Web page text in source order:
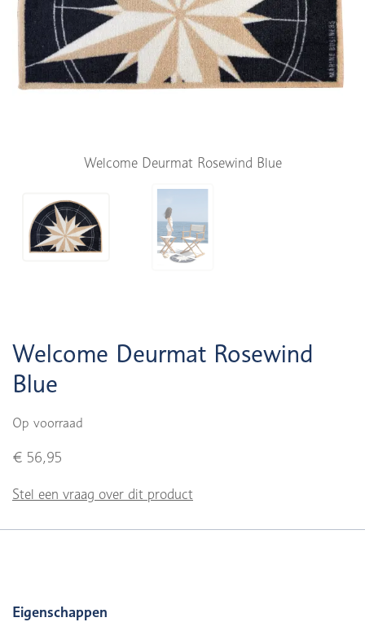
Welcome Deurmat Rosewind Blue
Welcome Deurmat Rosewind
Blue
Op voorraad
€ 56,95
Stel een vraag over dit product
Eigenschappen